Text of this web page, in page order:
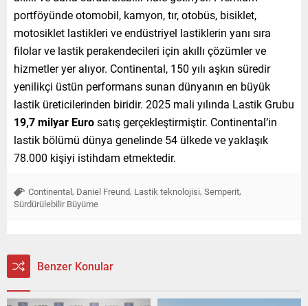
portföyünde otomobil, kamyon, tır, otobüs, bisiklet,
motosiklet lastikleri ve endüstriyel lastiklerin yanı sıra
filolar ve lastik perakendecileri için akıllı çözümler ve
hizmetler yer alıyor. Continental, 150 yılı aşkın süredir
yenilikçi üstün performans sunan dünyanın en büyük
lastik üreticilerinden biridir. 2025 mali yılında Lastik Grubu
19,7 milyar Eurosatış gerçekleştirmiştir. Continental’in
lastik bölümü dünya genelinde 54 ülkede ve yaklaşık
78.000 kişiyi istihdam etmektedir.
Continental, Daniel Freund, Lastik teknolojisi, Semperit,
Sürdürülebilir Büyüme
Benzer Konular